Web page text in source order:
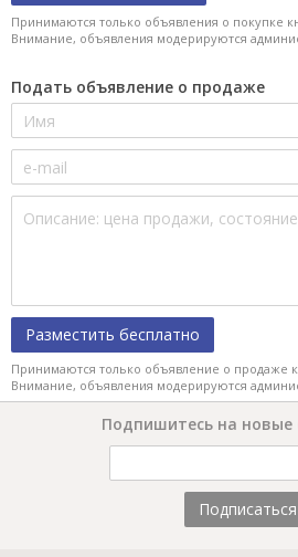
Принимаются только объявления о покупке
Внимание, объявления модерируются
Подать объявление о продаже
Разместить бесплатно
Принимаются только объявление о продаже
Внимание, объявления модерируются
Подпишитесь на новые
Подписаться